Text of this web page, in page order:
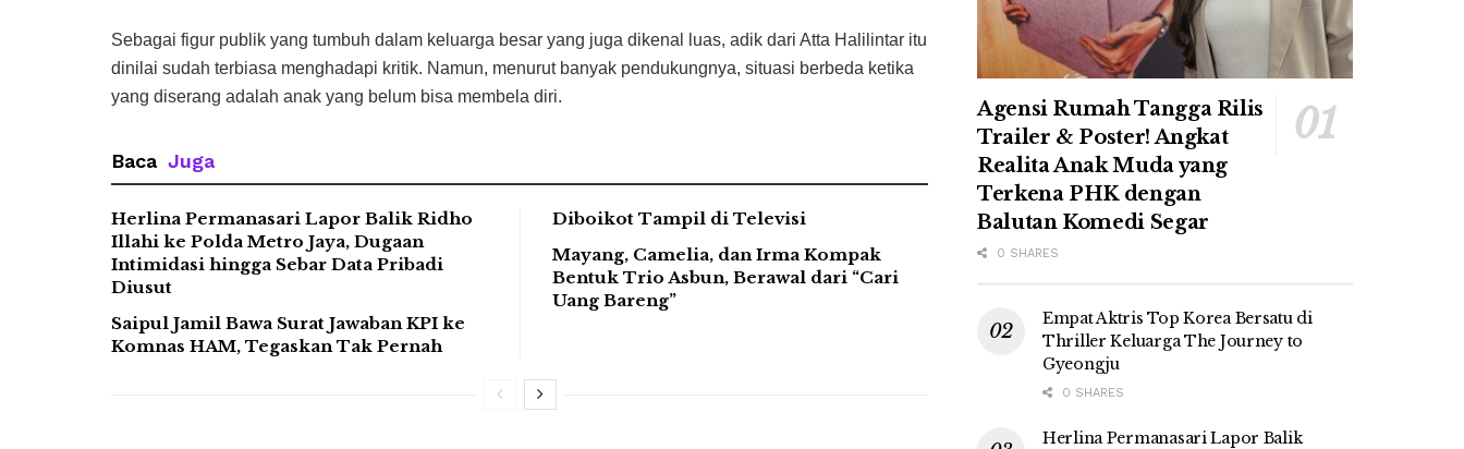
Sebagai figur publik yang tumbuh dalam keluarga besar yang juga dikenal luas, adik dari Atta Halilintar itu
dinilai sudah terbiasa menghadapi kritik. Namun, menurut banyak pendukungnya, situasi berbeda ketika
yang diserang adalah anak yang belum bisa membela diri.
Baca Juga
Herlina Permanasari Lapor Balik Ridho
Illahi ke Polda Metro Jaya, Dugaan
Intimidasi hingga Sebar Data Pribadi
Diusut
Saipul Jamil Bawa Surat Jawaban KPI ke
Komnas HAM, Tegaskan Tak Pernah
Diboikot Tampil di Televisi
Mayang, Camelia, dan Irma Kompak
Bentuk Trio Asbun, Berawal dari “Cari
Uang Bareng”
Agensi Rumah Tangga Rilis
Trailer & Poster! Angkat
Realita Anak Muda yang
Terkena PHK dengan
Balutan Komedi Segar
0 SHARES
Empat Aktris Top Korea Bersatu di
Thriller Keluarga The Journey to
Gyeongju
0 SHARES
Herlina Permanasari Lapor Balik